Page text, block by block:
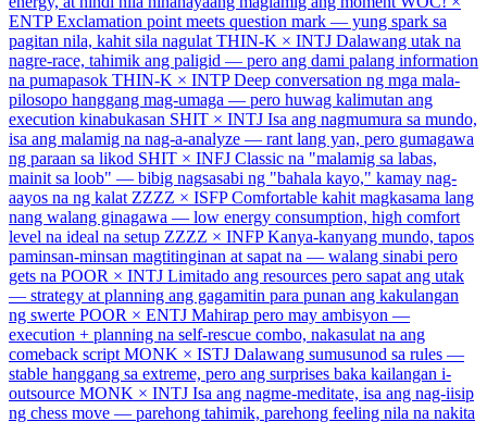
ENTP Exclamation point meets question mark — yung spark sa
pagitan nila, kahit sila nagulat THIN-K × INTJ Dalawang utak na
nagre-race, tahimik ang paligid — pero ang dami palang information
na pumapasok THIN-K × INTP Deep conversation ng mga mala-
pilosopo hanggang mag-umaga — pero huwag kalimutan ang
execution kinabukasan SHIT × INTJ Isa ang nagmumura sa mundo,
isa ang malamig na nag-a-analyze — rant lang yan, pero gumagawa
ng paraan sa likod SHIT × INFJ Classic na "malamig sa labas,
mainit sa loob" — bibig nagsasabi ng "bahala kayo," kamay nag-
aayos na ng kalat ZZZZ × ISFP Comfortable kahit magkasama lang
nang walang ginagawa — low energy consumption, high comfort
level na ideal na setup ZZZZ × INFP Kanya-kanyang mundo, tapos
paminsan-minsan magtitinginan at sapat na — walang sinabi pero
gets na POOR × INTJ Limitado ang resources pero sapat ang utak
— strategy at planning ang gagamitin para punan ang kakulangan
ng swerte POOR × ENTJ Mahirap pero may ambisyon —
execution + planning na self-rescue combo, nakasulat na ang
comeback script MONK × ISTJ Dalawang sumusunod sa rules —
stable hanggang sa extreme, pero ang surprises baka kailangan i-
outsource MONK × INTJ Isa ang nagme-meditate, isa ang nag-iisip
ng chess move — parehong tahimik, parehong feeling nila na nakita